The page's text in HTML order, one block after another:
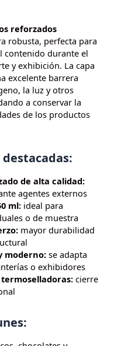
reforzados
robusta, perfecta para
contenido durante el
y exhibición. La capa
excelente barrera
la luz y otros
a conservar la
de los productos
de alta calidad:
agentes externos
ml:ideal para
o de muestra
mayor durabilidad
moderno:se adapta
o exhibidores
cierre